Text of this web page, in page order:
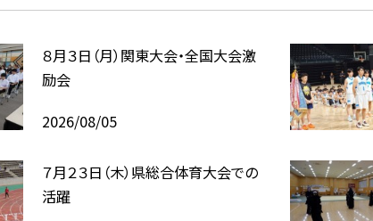
８月３日（月）関東大会・全国大会激
励会
2026/08/05
７月２３日（木）県総合体育大会での
活躍